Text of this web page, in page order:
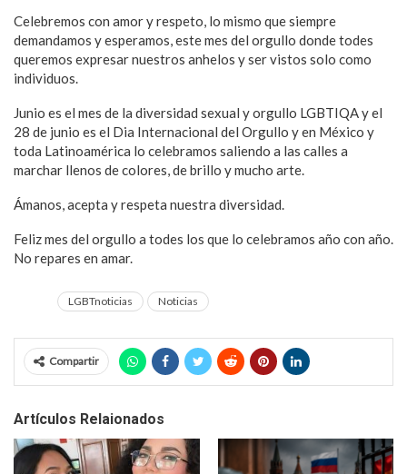
Celebremos con amor y respeto, lo mismo que siempre
demandamos y esperamos, este mes del orgullo donde todes
queremos expresar nuestros anhelos y ser vistos solo como
individuos.
Junio es el mes de la diversidad sexual y orgullo LGBTIQA y el
28 de junio es el Dia Internacional del Orgullo y en México y
toda Latinoamérica lo celebramos saliendo a las calles a
marchar llenos de colores, de brillo y mucho arte.
Ámanos, acepta y respeta nuestra diversidad.
Feliz mes del orgullo a todes los que lo celebramos año con año.
No repares en amar.
LGBTnoticias Noticias
Compartir
Artículos Relaionados